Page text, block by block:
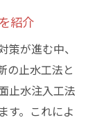
とリスク
要ポイン
のポイント
紹介
が進む中、
の止水工法と
止水注入工法
す。これによ